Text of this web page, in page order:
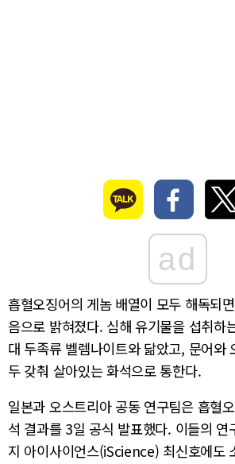
ad
흡혈오징어의 게놈 배열이 모두 해독되
음으로 밝혀졌다. 심해 유기물을 섭취하
대 두족류 벨렘나이트와 닮았고, 문어와
두 갖춰 살아있는 화석으로 통한다.
일본과 오스트리아 공동 연구팀은 흡혈
석 결과를 3일 공식 발표했다. 이들의 연
지 아이사이언스(iScience) 최신호에도